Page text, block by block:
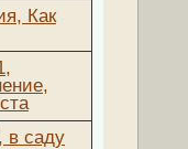
Как
в саду